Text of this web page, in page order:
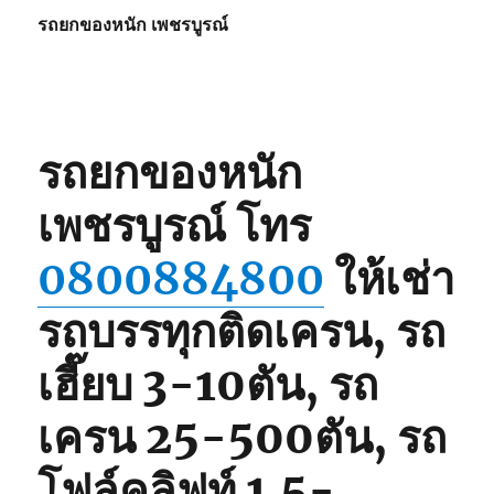
รถยกของหนัก เพชรบูรณ์
รถยกของหนัก
เพชรบูรณ์โทร
0800884800 ให้เช่า
รถบรรทุกติดเครน, รถ
เฮี๊ยบ 3-10ตัน, รถ
เครน 25-500ตัน, รถ